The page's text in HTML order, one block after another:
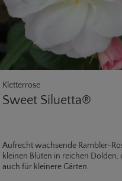
Kletterrose
Sweet Siluetta®
Aufrecht wachsende Rambler-
kleinen Blüten in reichen Dolden,
auch für kleinere Gärten.